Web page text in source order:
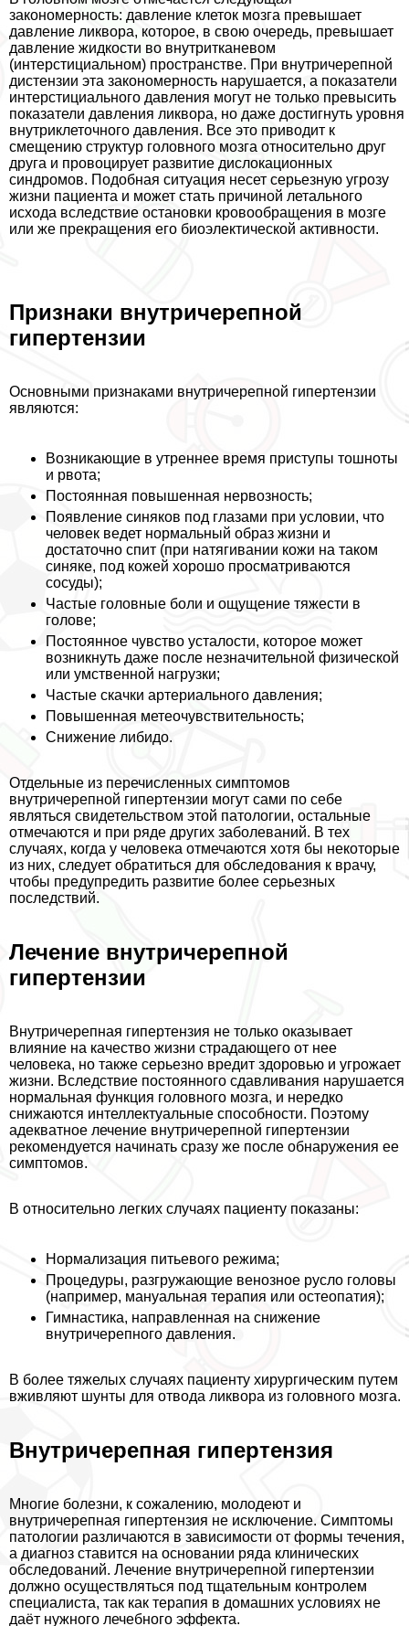
закономерность: давление клеток мозга превышает
давление ликвора, которое, в свою очередь, превышает
давление жидкости во внутритканевом
(интерстициальном) прострaнcтве. При внутричерепной
дистензии эта закономерность нарушается, а показатели
интерстициального давления могут не только превысить
показатели давления ликвора, но даже достигнуть уровня
внутриклеточного давления. Все это приводит к
смещению структур головного мозга относительно друг
друга и провоцирует развитие дислокационных
синдромов. Подобная ситуация несет серьезную угрозу
жизни пациента и может стать причиной летального
исхода вследствие остановки кровообращения в мозге
или же прекращения его биоэлектической активности.
Признаки внутричерепной
гипертензии
Основными признаками внутричерепной гипертензии
являются:
Возникающие в утреннее время приступы тошноты
и рвота;
Постоянная повышенная нервозность;
Появление синяков под глазами при условии, что
человек ведет нормальный образ жизни и
достаточно спит (при натягивании кожи на таком
синяке, под кожей хорошо просматриваются
сосуды);
Частые головные боли и ощущение тяжести в
голове;
Постоянное чувство усталости, которое может
возникнуть даже после незначительной физической
или умственной нагрузки;
Частые скачки артериального давления;
Повышенная метеочувствительность;
Снижение либидо.
Отдельные из перечисленных симптомов
внутричерепной гипертензии могут сами по себе
являться свидетельством этой патологии, остальные
отмечаются и при ряде других заболеваний. В тех
случаях, когда у человека отмечаются хотя бы некоторые
из них, следует обратиться для обследования к врачу,
чтобы предупредить развитие более серьезных
последствий.
Лечение внутричерепной
гипертензии
Внутричерепная гипертензия не только оказывает
влияние на качество жизни страдающего от нее
человека, но также серьезно вредит здоровью и угрожает
жизни. Вследствие постоянного сдавливания нарушается
нормальная функция головного мозга, и нередко
снижаются интеллектуальные способности. Поэтому
адекватное лечение внутричерепной гипертензии
рекомендуется начинать сразу же после обнаружения ее
симптомов.
В относительно легких случаях пациенту показаны:
Нормализация питьевого режима;
Процедуры, разгружающие венозное русло головы
(например, мануальная терапия или остеопатия);
Гимнастика, направленная на снижение
внутричерепного давления.
В более тяжелых случаях пациенту хирургическим путем
вживляют шунты для отвода ликвора из головного мозга.
Внутричерепная гипертензия
Многие болезни, к сожалению, молодеют и
внутричерепная гипертензия не исключение. Симптомы
патологии различаются в зависимости от формы течения,
а диагноз ставится на основании ряда клинических
обследований. Лечение внутричерепной гипертензии
должно осуществляться под тщательным контролем
специалиста, так как терапия в домашних условиях не
даёт нужного лечебного эффекта.